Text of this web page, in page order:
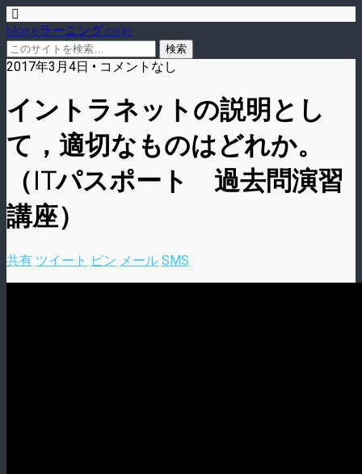
blog.eラーニング.co.jp
2017年3月4日 • コメントなし
イントラネットの説明とし
て，適切なものはどれか。
（ITパスポート 過去問演習
講座）
共有 ツイート ピン メール SMS